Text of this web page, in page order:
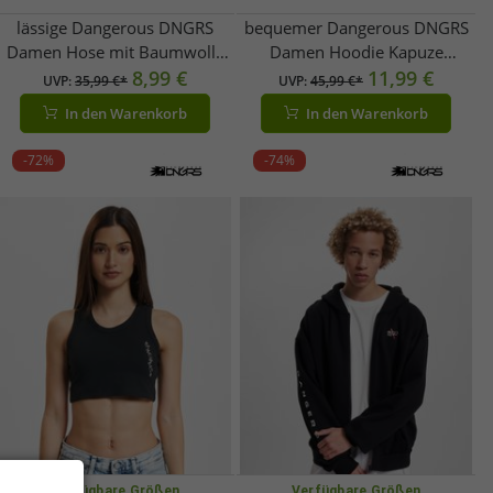
lässige Dangerous DNGRS
Damen Hose mit Baumwolle
Schwarz
UVP:35,99 €* 8,99 €
In den Warenkorb
bequemer Dangerous DNGRS
Damen Hoodie Kapuze
Oversize 300 g/m² Schwarz
UVP:45,99 €* 11,99 €
In den Warenkorb
-72% -74%